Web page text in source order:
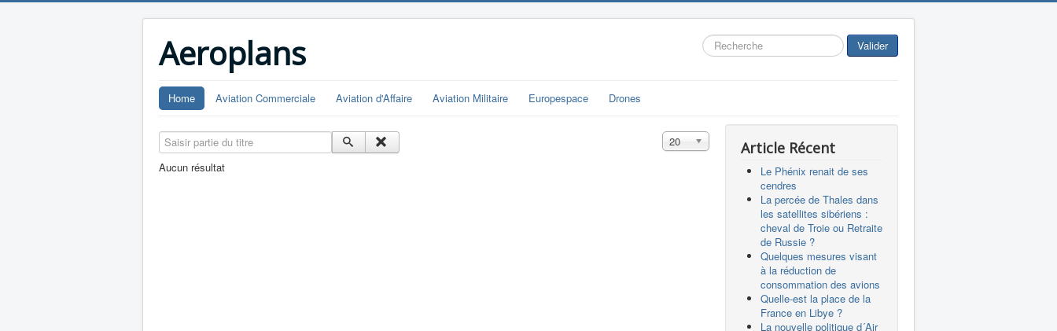
Aeroplans Rechercher Valider
Home Aviation Commerciale Aviation d'Affaire Aviation Militaire Europespace Drones
Saisir partie du titre Affichage #
20
Aucun résultat
Article Récent
Le Phénix renait de ses
cendres
La percée de Thales dans
les satellites sibériens :
cheval de Troie ou Retraite
de Russie ?
Quelques mesures visant
à la réduction de
consommation des avions
Quelle-est la place de la
France en Libye ?
La nouvelle politique d´Air